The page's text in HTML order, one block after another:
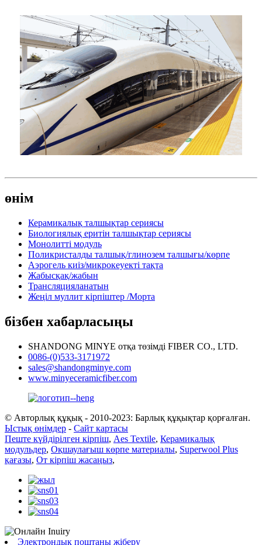
өнім
Керамикалық талшықтар сериясы
Биологиялық еритін талшықтар сериясы
Монолитті модуль
Поликристалды талшық/глинозем талшығы/көрпе
Аэрогель киіз/микрокеуекті тақта
Жабысқақ/жабын
Трансляцияланатын
Жеңіл муллит кірпіштер /Морта
бізбен хабарласыңы
SHANDONG MINYE отқа төзімді FIBER CO., LTD.
0086-(0)533-3171972
sales@shandongminye.com
www.minyeceramicfiber.com
© Авторлық құқық - 2010-2023: Барлық құқықтар қорғалған.
Ыстық өнімдер - Сайт картасы
Пеште күйдірілген кірпіш, Aes Textile, Керамикалық
модульдер, Оқшаулағыш көрпе материалы, Superwool Plus
қағазы, От кірпіш жасаңыз,
Электрондық поштаны жіберу